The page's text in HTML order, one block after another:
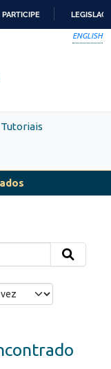
PARTICIPE
ENGLISH
Tutoriais